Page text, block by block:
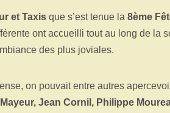
et Taxis que s’est tenue la 8ème
ont accueilli tout au long de la
des plus joviales.
on pouvait entre autres
Jean Cornil, Philippe